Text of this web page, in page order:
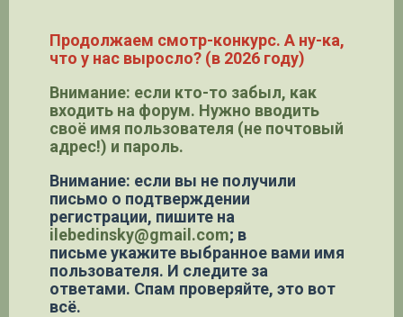
Продолжаем смотр-конкурс. А ну-ка,
что у нас выросло? (в 2026 году)
Внимание: если кто-то забыл, как
входить на форум. Нужно вводить
своё имя пользователя (не почтовый
адрес!) и пароль.
Внимание: если вы не получили
письмо о подтверждении
регистрации, пишите на
ilebedinsky@gmail.com; в
письме укажите выбранное вами имя
пользователя. И следите за
ответами. Спам проверяйте, это вот
всё.